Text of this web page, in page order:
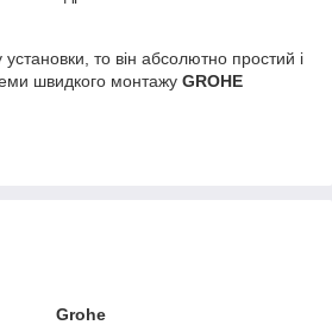
то він абсолютно простий і
швидкого монтажу GROHE
Grohe